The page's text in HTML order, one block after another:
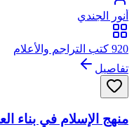
منطلق الأصالة وإعادة بناء
الاعتصام 1983م .
أنور الجندي
920 كتب التراجم والأعلام
تفاصيل
منهج الإسلام في بناء